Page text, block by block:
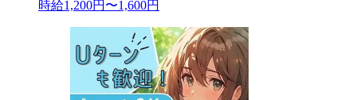
時給1,200円〜1,600円